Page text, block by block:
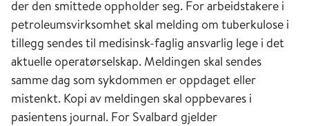
Statistisk sentralbyrå. Oversikt over
smittsomme sykdommer i Norge ble årlig
offentliggjort i publikasjoner som f.eks.
Statistisk årbok.
der den smittede oppholder seg. For arbeidstakere i
petroleumsvirksomhet skal melding om tuberkulose i
tillegg sendes til medisinsk-faglig ansvarlig lege i det
aktuelle operatørselskap. Meldingen skal sendes
samme dag som sykdommen er oppdaget eller
mistenkt. Kopi av meldingen skal oppbevares i
pasientens journal. For Svalbard gjelder